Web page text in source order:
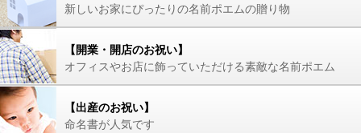
新しいお家にぴったりの名前ポエムの贈り物
【開業・開店のお祝い】
オフィスやお店に飾っていただける素敵な名前ポエム
【出産のお祝い】
命名書が人気です